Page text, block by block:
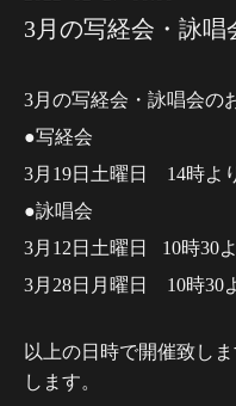
3月の写経会・詠唱
3月の写経会・詠唱会の
●写経会
3月19日土曜日 14時よ
●詠唱会
3月12日土曜日 10時30
3月28日月曜日 10時30
以上の日時で開催致し
します。